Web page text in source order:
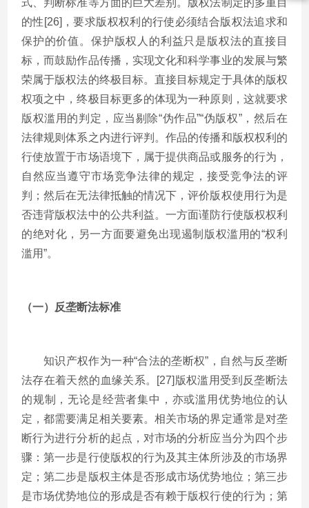
的性[26]，要求版权权利的行使必须结合版权法追求和
保护的价值。保护版权人的利益只是版权法的直接目
标，而鼓励作品传播，实现文化和科学事业的发展与繁
荣属于版权法的终极目标。直接目标规定于具体的版权
权项之中，终极目标更多的体现为一种原则，这就要求
版权滥用的判定，应当剔除“伪作品”“伪版权”，然后在
法律规则体系之内进行评判。作品的传播和版权权利的
行使放置于市场语境下，属于提供商品或服务的行为，
自然应当遵守市场竞争法律的规定，接受竞争法的评
判；然后在无法律抵触的情况下，评价版权使用行为是
否违背版权法中的公共利益。一方面谨防行使版权权利
的绝对化，另一方面要避免出现遏制版权滥用的“权利
滥用”。
（一）反垄断法标准
知识产权作为一种“合法的垄断权”，自然与反垄断
法存在着天然的血缘关系。[27]版权滥用受到反垄断法
的规制，无论是经营者集中，亦或滥用优势地位的认
定，都需要满足相关要素。相关市场的界定通常是对垄
断行为进行分析的起点，对市场的分析应当分为四个步
骤：第一步是行使版权的行为及其主体所涉及的市场界
定；第二步是版权主体是否形成市场优势地位；第三步
是市场优势地位的形成是否有赖于版权行使的行为；第